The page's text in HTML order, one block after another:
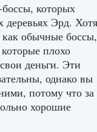
0
которых
деревьях Эрд. Хотя
обычные боссы,
плохо
деньги. Эти
однако вы
потому что за
хорошие